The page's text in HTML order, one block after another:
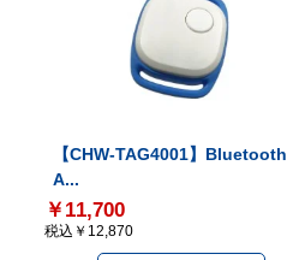
【CHW-TAG4001】Bluetooth
A...
￥11,700
税込￥12,870